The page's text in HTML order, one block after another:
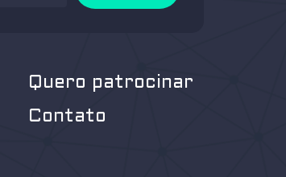
Quero patrocinar
Contato